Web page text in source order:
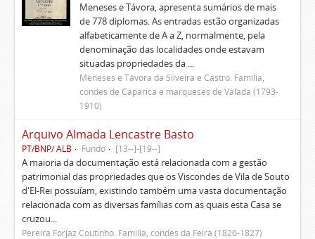
Meneses e Távora, apresenta sumários de mais
de 778 diplomas. As entradas estão organizadas
alfabeticamente de A a Z, normalmente, pela
denominação das localidades onde estavam
situadas propriedades da ...
Meneses e Távora da Silveira e Castro. Família,
condes de Caparica e marqueses de Valada (1793-
1910)
Arquivo Almada Lencastre Basto
PT/BNP/ ALB Fundo [13--]-[19--]
A maioria da documentação está relacionada com a gestão
patrimonial das propriedades que os Viscondes de Vila de Souto
d'El-Rei possuíam, existindo também uma vasta documentação
relacionada com as diversas famílias com as quais esta Casa se
cruzou...
Pereira Forjaz Coutinho. Família, condes da Feira (1820-1827)